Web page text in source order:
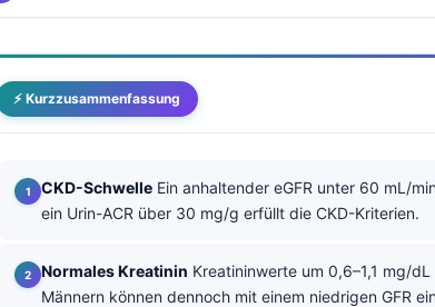
⚡ Kurzzusammenfassung
CKD-Schwelle Ein anhaltender eGFR unter 60 mL/
ein Urin-ACR über 30 mg/g erfüllt die CKD-Kriterien.
Normales Kreatinin Kreatininwerte um 0,6–1,1 mg/
Männern können dennoch mit einem niedrigen GFR